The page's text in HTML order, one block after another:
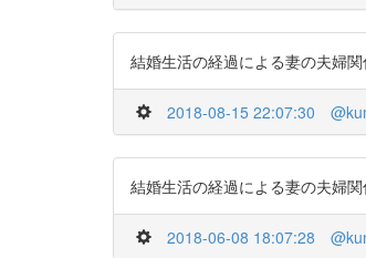
結婚生活の経過による妻の夫婦
2018-08-15 22:07:30
結婚生活の経過による妻の夫婦
2018-06-08 18:07:28